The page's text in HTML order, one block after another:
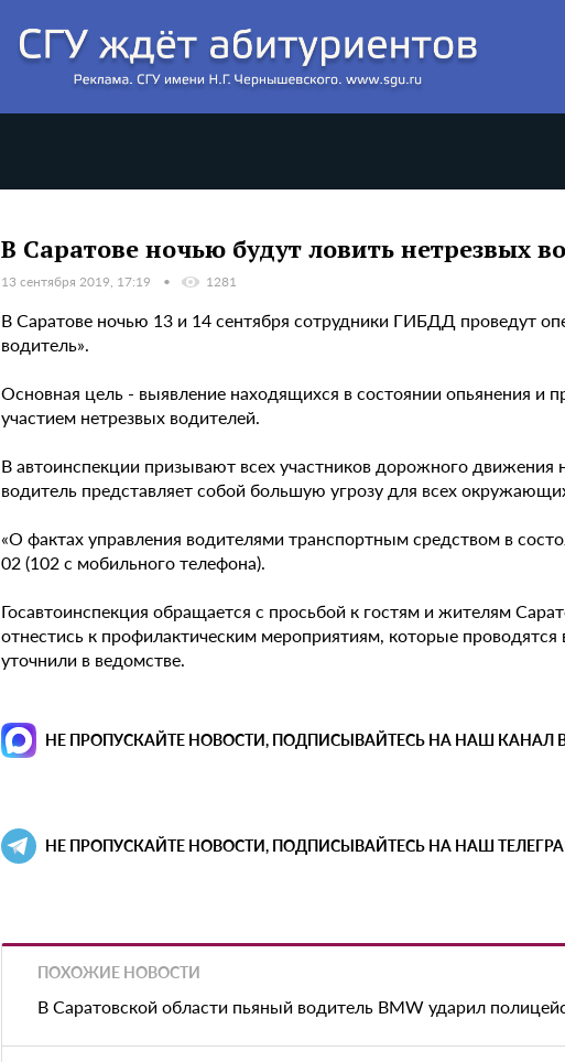
В Саратове ночью будут ловить нетрезвых
13 сентября 2019, 17:19 1281
В Саратове ночью 13 и 14 сентября сотрудники ГИБДД проведут
водитель».
Основная цель - выявление находящихся в состоянии опьянения
участием нетрезвых водителей.
В автоинспекции призывают всех участников дорожного движения
водитель представляет собой большую угрозу для всех
«О фактах управления водителями транспортным средством в
02 (102 с мобильного телефона).
Госавтоинспекция обращается с просьбой к гостям и жителям
отнестись к профилактическим мероприятиям, которые
уточнили в ведомстве.
НЕ ПРОПУСКАЙТЕ НОВОСТИ, ПОДПИСЫВАЙТЕСЬ НА НАШ КАНАЛ В
НЕ ПРОПУСКАЙТЕ НОВОСТИ, ПОДПИСЫВАЙТЕСЬ НА НАШ
ПОХОЖИЕ НОВОСТИ
В Саратовской области пьяный водитель BMW ударил